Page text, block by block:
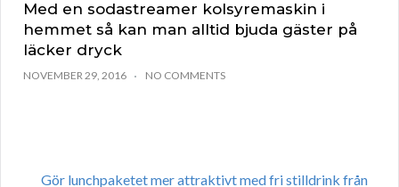
Med en sodastreamer kolsyremaskin i
hemmet så kan man alltid bjuda gäster på
läcker dryck
NOVEMBER 29, 2016 NO COMMENTS
Gör lunchpaketet mer attraktivt med fri stilldrink från